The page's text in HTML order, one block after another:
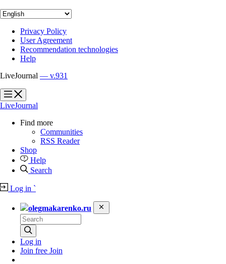
Privacy Policy
User Agreement
Recommendation technologies
Help
LiveJournal — v.931
?
?
LiveJournal
Find more
Communities
RSS Reader
Shop
Help
Search
Log in `
olegmakarenko.ru
Log in
Join free Join